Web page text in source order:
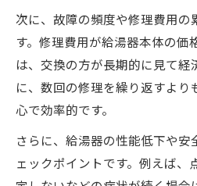
次に、故障の頻度や修理費用の
す。修理費用が給湯器本体の価
は、交換の方が長期的に見て経
に、数回の修理を繰り返すよ
心で効率的です。
さらに、給湯器の性能低下や
ェックポイントです。例えば、